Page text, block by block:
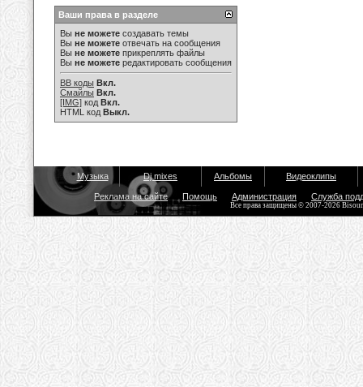
Ваши права в разделе
Вы не можете создавать темы
Вы не можете отвечать на сообщения
Вы не можете прикреплять файлы
Вы не можете редактировать сообщения
BB коды Вкл.
Смайлы Вкл.
[IMG] код Вкл.
HTML код Выкл.
Музыка Dj mixes Альбомы Видеоклипы
Реклама на сайте Помощь Администрация Служба
Все права защищены © 2007-2026